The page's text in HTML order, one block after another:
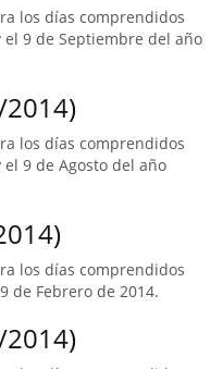
los días comprendidos
9 de Septiembre del año
los días comprendidos
9 de Agosto del año
los días comprendidos
de Febrero de 2014.